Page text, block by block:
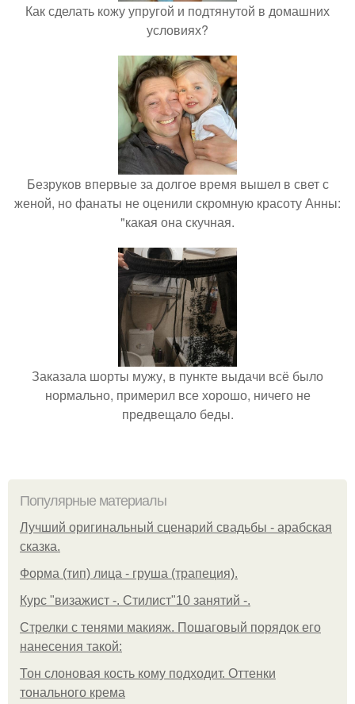
Как сделать кожу упругой и подтянутой в домашних
условиях?
Безруков впервые за долгое время вышел в свет с
женой, но фанаты не оценили скромную красоту Анны:
"какая она скучная.
Заказала шорты мужу, в пункте выдачи всё было
нормально, примерил все хорошо, ничего не
предвещало беды.
Популярные материалы
Лучший оригинальный сценарий свадьбы - арабская
сказка.
Форма (тип) лица - груша (трапеция).
Курс "визажист -. Стилист"10 занятий -.
Стрелки с тенями макияж. Пошаговый порядок его
нанесения такой:
Тон слоновая кость кому подходит. Оттенки
тонального крема